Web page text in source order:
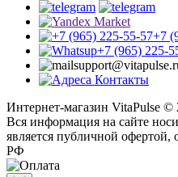
+7
+7 (965) 225-
Контакты
Интернет-магазин VitaPulse ©
Вся информация на сайте
является публичной офертой,
РФ